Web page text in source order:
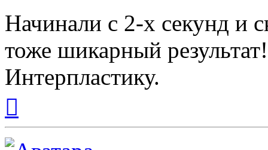
Начинали с 2-х секунд и
тоже шикарный
Интерпластику.
началу